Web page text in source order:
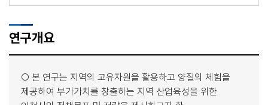
연구개요
○ 본 연구는 지역의 고유자원을 활용하고 양질의 체험을
제공하여 부가가치를 창출하는 지역 산업육성을 위한